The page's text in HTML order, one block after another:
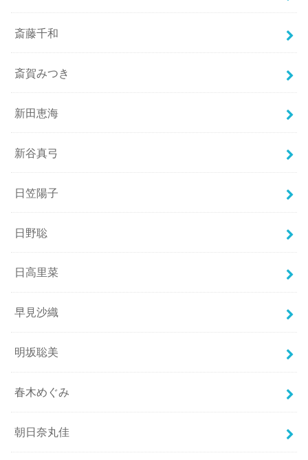
斎藤千和
斎賀みつき
新田恵海
新谷真弓
日笠陽子
日野聡
日高里菜
早見沙織
明坂聡美
春木めぐみ
朝日奈丸佳